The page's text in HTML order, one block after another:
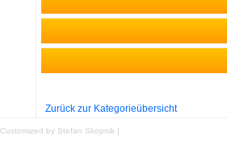
Zurück zur Kategorieübersicht
Customized by Stefan Skopnik |